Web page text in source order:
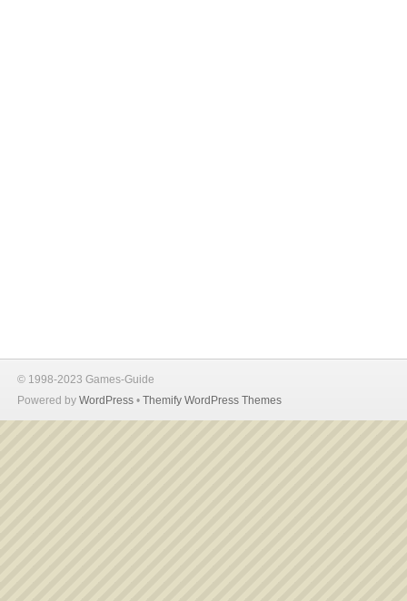
© 1998-2023 Games-Guide
Powered by WordPress • Themify WordPress Themes